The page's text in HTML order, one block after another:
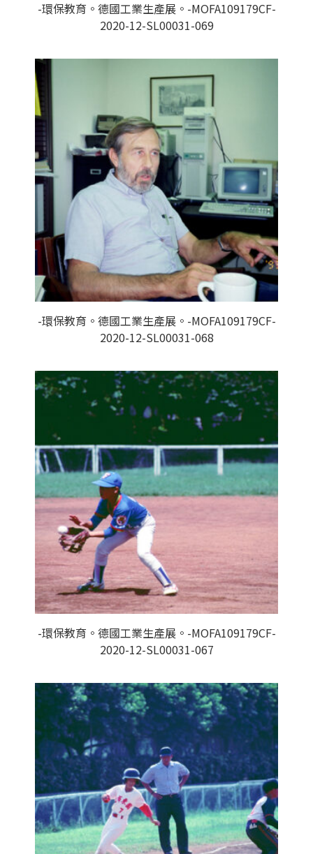
-環保教育。德國工業生產展。-MOFA109179CF-
2020-12-SL00031-069
-環保教育。德國工業生產展。-MOFA109179CF-
2020-12-SL00031-068
-環保教育。德國工業生產展。-MOFA109179CF-
2020-12-SL00031-067